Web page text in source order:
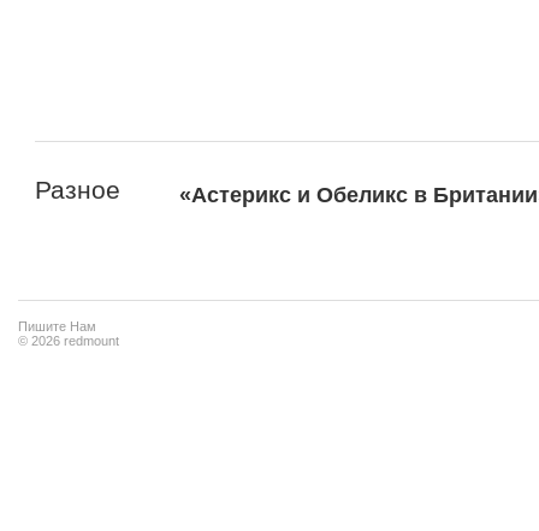
Разное «Астерикс и Обеликс в
Пишите Нам
© 2026 redmount